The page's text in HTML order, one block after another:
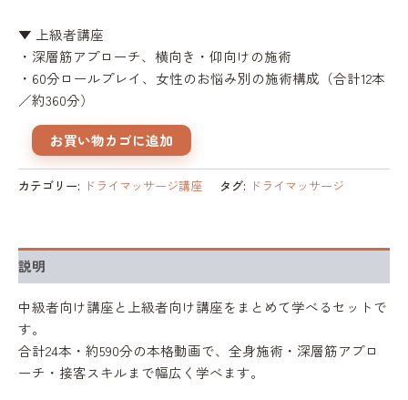
▼ 上級者講座
・深層筋アプローチ、横向き・仰向けの施術
・60分ロールプレイ、女性のお悩み別の施術構成（合計12本
／約360分）
者
＋
ド
ラ
マ
ッ
サ
ー
お買い物カゴに追加
カテゴリー: ドライマッサージ講座 タグ: ドライマッサージ
説明
中級者向け講座と上級者向け講座をまとめて学べるセットで
す。
合計24本・約590分の本格動画で、全身施術・深層筋アプロ
ーチ・接客スキルまで幅広く学べます。